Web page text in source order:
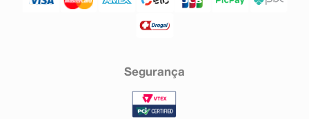
Segurança